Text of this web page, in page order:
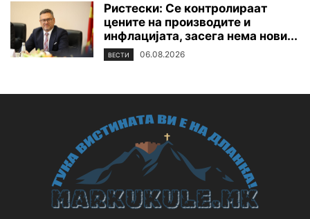
Ристески: Се контролираат
цените на производите и
инфлацијата, засега нема нови...
ВЕСТИ 06.08.2026